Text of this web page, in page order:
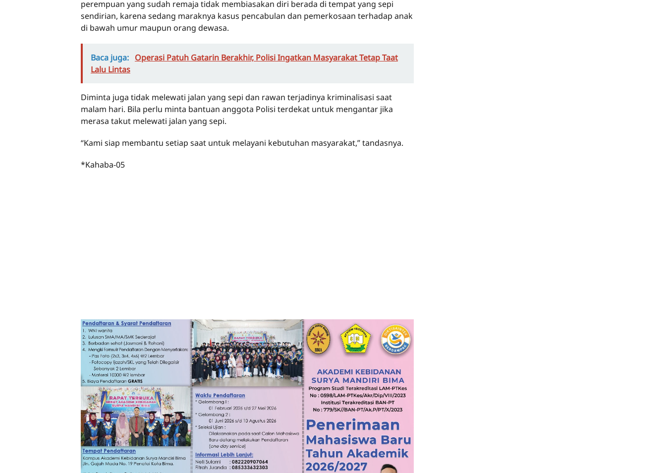
perempuan yang sudah remaja tidak membiasakan diri berada di tempat yang sepi
sendirian, karena sedang maraknya kasus pencabulan dan pemerkosaan terhadap anak
di bawah umur maupun orang dewasa.
Baca juga: Operasi Patuh Gatarin Berakhir, Polisi Ingatkan Masyarakat Tetap Taat
Lalu Lintas
Diminta juga tidak melewati jalan yang sepi dan rawan terjadinya kriminalisasi saat
malam hari. Bila perlu minta bantuan anggota Polisi terdekat untuk mengantar jika
merasa takut melewati jalan yang sepi.
“Kami siap membantu setiap saat untuk melayani kebutuhan masyarakat,” tandasnya.
*Kahaba-05